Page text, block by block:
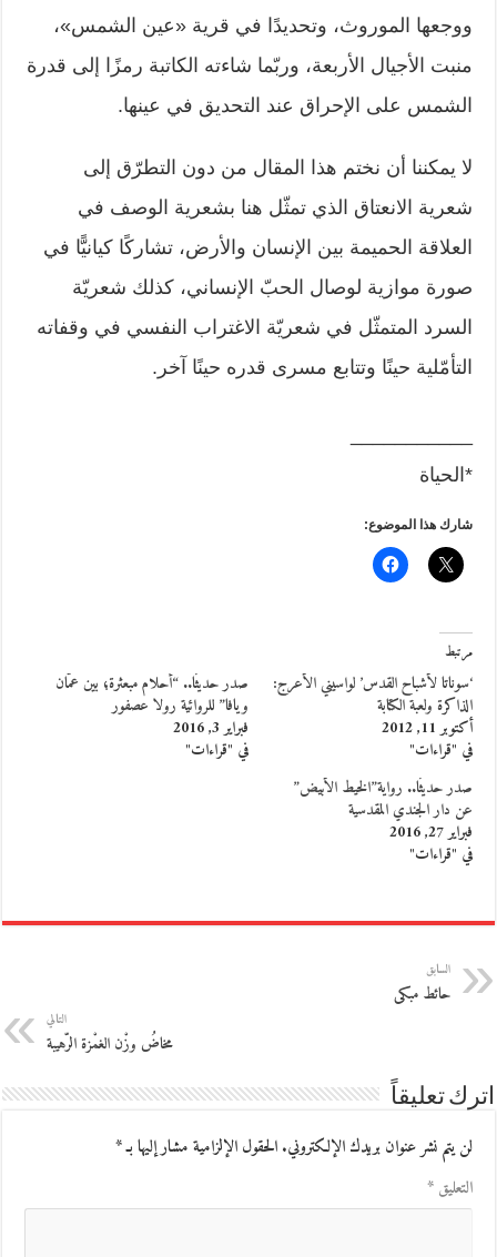
ووجعها الموروث، وتحديدًا في قرية «عين الشمس»،
منبت الأجيال الأربعة، وربّما شاءته الكاتبة رمزًا إلى قدرة
الشمس على الإحراق عند التحديق في عينها.
لا يمكننا أن نختم هذا المقال من دون التطرّق إلى
شعرية الانعتاق الذي تمثّل هنا بشعرية الوصف في
العلاقة الحميمة بين الإنسان والأرض، تشاركًا كيانيًّا في
صورة موازية لوصال الحبّ الإنساني، كذلك شعريّة
السرد المتمثّل في شعريّة الاغتراب النفسي في وقفاته
التأمّلية حينًا وتتابع مسرى قدره حينًا آخر.
*الحياة
شارك هذا الموضوع:
مرتبط
‘سوناتا لأشباح القدس’ لواسيني الأعرج:
الذاكرة ولعبة الكتابة
أكتوبر 11, 2012
في "قراءات"
صدر حديثًا.. “أحلام مبعثرة؛ بين عمّان
ويافا” للروائية رولا عصفور
فبراير 3, 2016
في "قراءات"
صدر حديثًا.. رواية”الخيط الأبيض”
عن دار الجندي المقدسية
فبراير 27, 2016
في "قراءات"
السابق
حائط مبكى
التالي
مخاضُ وزْن الغمْزة الرّهيبة
اترك تعليقاً
لن يتم نشر عنوان بريدك الإلكتروني.الحقول الإلزامية مشار إليها بـ*
التعليق*